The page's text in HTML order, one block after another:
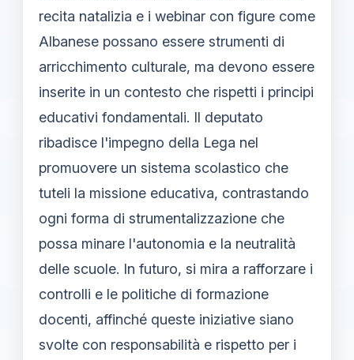
recita natalizia e i webinar con figure come
Albanese possano essere strumenti di
arricchimento culturale, ma devono essere
inserite in un contesto che rispetti i principi
educativi fondamentali. Il deputato
ribadisce l'impegno della Lega nel
promuovere un sistema scolastico che
tuteli la missione educativa, contrastando
ogni forma di strumentalizzazione che
possa minare l'autonomia e la neutralità
delle scuole. In futuro, si mira a rafforzare i
controlli e le politiche di formazione
docenti, affinché queste iniziative siano
svolte con responsabilità e rispetto per i